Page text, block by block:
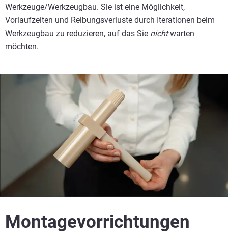
Werkzeuge/Werkzeugbau. Sie ist eine Möglichkeit,
Vorlaufzeiten und Reibungsverluste durch Iterationen beim
Werkzeugbau zu reduzieren, auf das Sie nichtwarten
möchten.
Montagevorrichtungen